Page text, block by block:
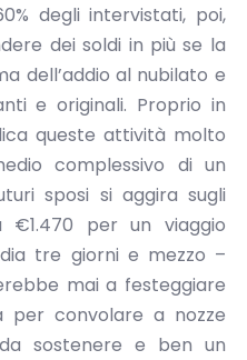
degli intervistati, poi,
dei soldi in più se la
dell’addio al nubilato e
e originali. Proprio in
queste attività molto
complessivo di un
sposi si aggira sugli
per un viaggio
tre giorni e mezzo –
mai a festeggiare
per convolare a nozze
sostenere e ben un